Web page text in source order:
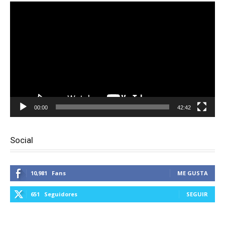
00:00 42:42
Social
10,981 Fans ME GUSTA
651 Seguidores SEGUIR